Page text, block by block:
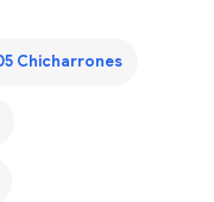
Chicharrones